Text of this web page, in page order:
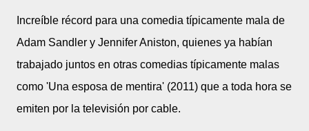
Increíble récord para una comedia típicamente mala de
Adam Sandler y Jennifer Aniston, quienes ya habían
trabajado juntos en otras comedias típicamente malas
como 'Una esposa de mentira' (2011) que a toda hora se
emiten por la televisión por cable.